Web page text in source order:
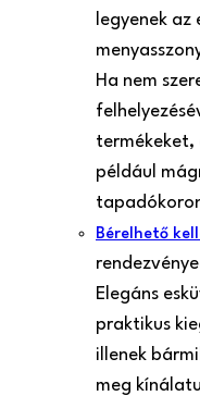
legyenek
Ha nem
termékeket,
például
Bérelhető
Elegáns
praktikus
illenek
meg